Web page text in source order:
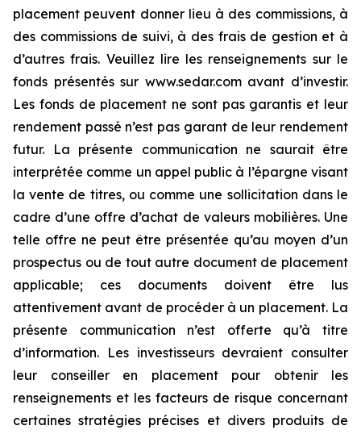
placement peuvent donner lieu à des commissions, à
des commissions de suivi, à des frais de gestion et à
d’autres frais. Veuillez lire les renseignements sur le
fonds présentés sur www.sedar.com avant d’investir.
Les fonds de placement ne sont pas garantis et leur
rendement passé n’est pas garant de leur rendement
futur. La présente communication ne saurait être
interprétée comme un appel public à l’épargne visant
la vente de titres, ou comme une sollicitation dans le
cadre d’une offre d’achat de valeurs mobilières. Une
telle offre ne peut être présentée qu’au moyen d’un
prospectus ou de tout autre document de placement
applicable; ces documents doivent être lus
attentivement avant de procéder à un placement. La
présente communication n’est offerte qu’à titre
d’information. Les investisseurs devraient consulter
leur conseiller en placement pour obtenir les
renseignements et les facteurs de risque concernant
certaines stratégies précises et divers produits de